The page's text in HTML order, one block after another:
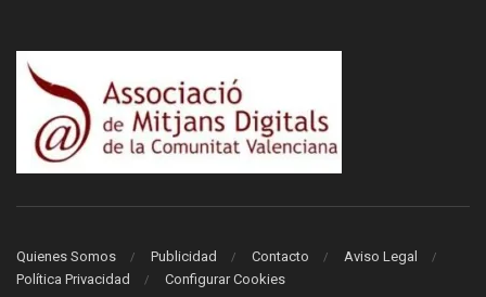
Quienes Somos Publicidad Contacto
Aviso Legal
Política Privacidad
Configurar Cookies